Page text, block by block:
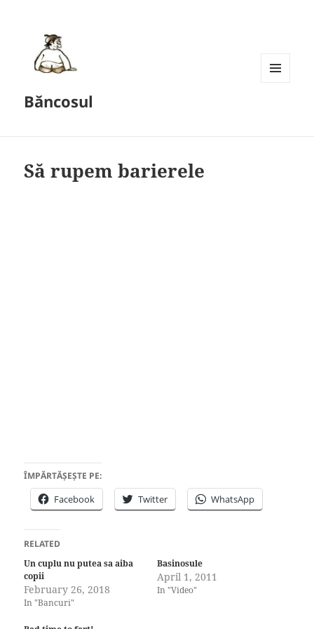
Băncosul
Să rupem barierele
ÎMPĂRTĂȘEȘTE PE:
Facebook Twitter WhatsApp
RELATED
Un cuplu nu putea sa aiba
copii
February 26, 2018
In "Bancuri"
Basinosule
April 1, 2011
In "Video"